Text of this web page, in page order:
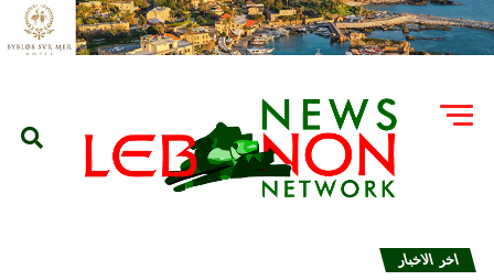
اخر الاخبار